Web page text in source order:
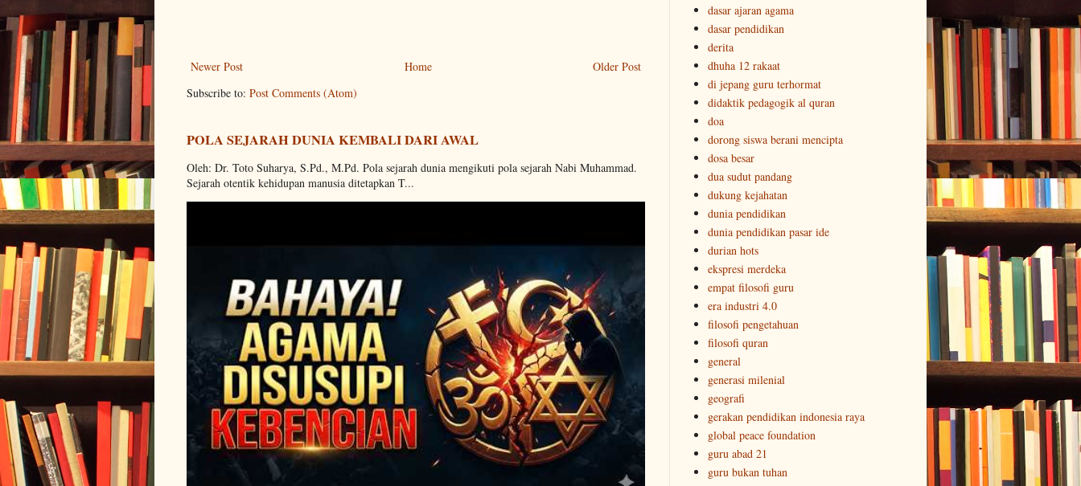
Newer Post Older Post
Home
Subscribe to: Post Comments (Atom)
POLA SEJARAH DUNIA KEMBALI DARI AWAL
Oleh: Dr. Toto Suharya, S.Pd., M.Pd. Pola sejarah dunia mengikuti pola sejarah Nabi Muhammad.
Sejarah otentik kehidupan manusia ditetapkan T...
dasar ajaran agama
dasar pendidikan
derita
dhuha 12 rakaat
di jepang guru terhormat
didaktik pedagogik al quran
doa
dorong siswa berani mencipta
dosa besar
dua sudut pandang
dukung kejahatan
dunia pendidikan
dunia pendidikan pasar ide
durian hots
ekspresi merdeka
empat filosofi guru
era industri 4.0
filosofi pengetahuan
filosofi quran
general
generasi milenial
geografi
gerakan pendidikan indonesia raya
global peace foundation
guru abad 21
guru bukan tuhan